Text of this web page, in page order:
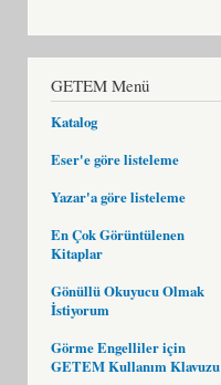
GETEM Menü
Katalog
Eser'e göre listeleme
Yazar'a göre listeleme
En Çok Görüntülenen
Kitaplar
Gönüllü Okuyucu Olmak
İstiyorum
Görme Engelliler için
GETEM Kullanım Klavuzu